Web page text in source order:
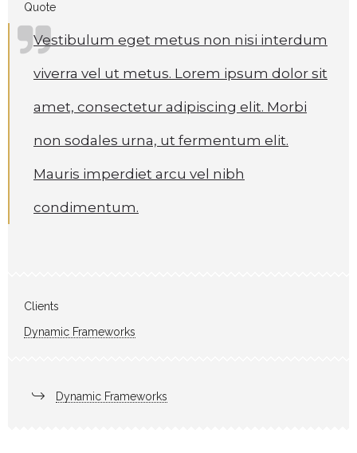
Quote
Vestibulum eget metus non nisi interdum
viverra vel ut metus. Lorem ipsum dolor sit
amet, consectetur adipiscing elit. Morbi
non sodales urna, ut fermentum elit.
Mauris imperdiet arcu vel nibh
condimentum.
Clients
Dynamic Frameworks
Dynamic Frameworks